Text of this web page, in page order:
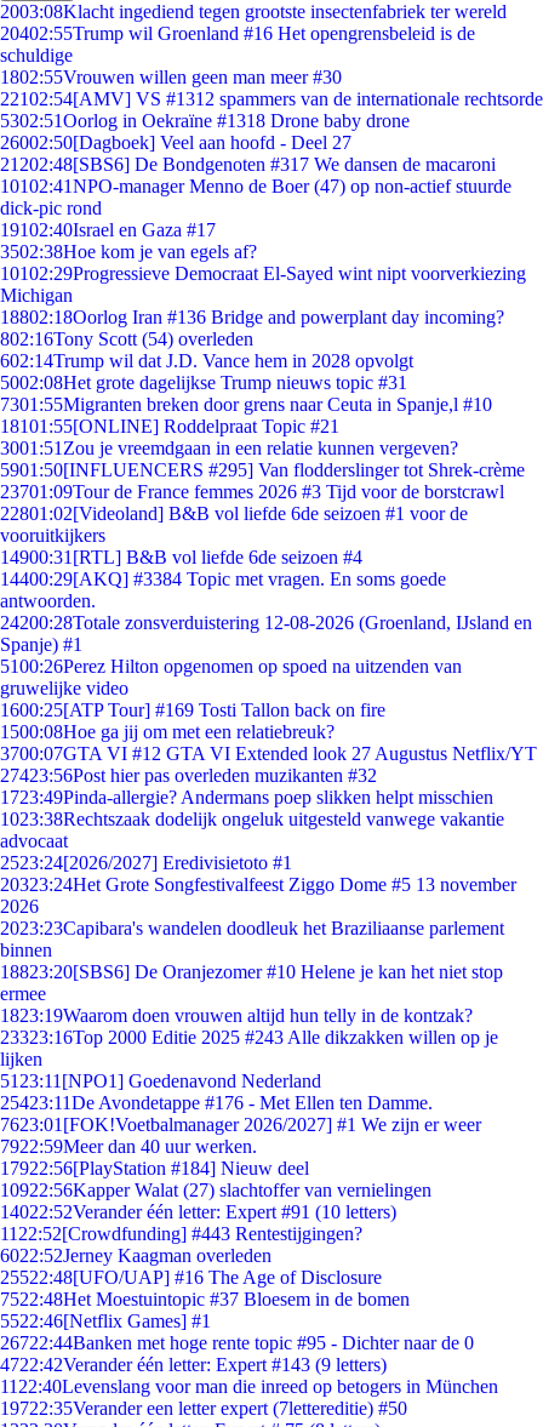
2003:08Klacht ingediend tegen grootste insectenfabriek ter wereld
20402:55Trump wil Groenland #16 Het opengrensbeleid is de
schuldige
1802:55Vrouwen willen geen man meer #30
22102:54[AMV] VS #1312 spammers van de internationale rechtsorde
5302:51Oorlog in Oekraïne #1318 Drone baby drone
26002:50[Dagboek] Veel aan hoofd - Deel 27
21202:48[SBS6] De Bondgenoten #317 We dansen de macaroni
10102:41NPO-manager Menno de Boer (47) op non-actief stuurde
dick-pic rond
19102:40Israel en Gaza #17
3502:38Hoe kom je van egels af?
10102:29Progressieve Democraat El-Sayed wint nipt voorverkiezing
Michigan
18802:18Oorlog Iran #136 Bridge and powerplant day incoming?
802:16Tony Scott (54) overleden
602:14Trump wil dat J.D. Vance hem in 2028 opvolgt
5002:08Het grote dagelijkse Trump nieuws topic #31
7301:55Migranten breken door grens naar Ceuta in Spanje,l #10
18101:55[ONLINE] Roddelpraat Topic #21
3001:51 Zou je vreemdgaan in een relatie kunnen vergeven?
5901:50[INFLUENCERS #295] Van flodderslinger tot Shrek-crème
23701:09Tour de France femmes 2026 #3 Tijd voor de borstcrawl
22801:02[Videoland] B&B vol liefde 6de seizoen #1 voor de
vooruitkijkers
14900:31 [RTL] B&B vol liefde 6de seizoen #4
14400:29[AKQ] #3384 Topic met vragen. En soms goede
antwoorden.
24200:28Totale zonsverduistering 12-08-2026 (Groenland, IJsland en
Spanje) #1
5100:26Perez Hilton opgenomen op spoed na uitzenden van
gruwelijke video
1600:25[ATP Tour] #169 Tosti Tallon back on fire
1500:08Hoe ga jij om met een relatiebreuk?
3700:07GTA VI #12 GTA VI Extended look 27 Augustus Netflix/YT
27423:56Post hier pas overleden muzikanten #32
1723:49Pinda-allergie? Andermans poep slikken helpt misschien
1023:38Rechtszaak dodelijk ongeluk uitgesteld vanwege vakantie
advocaat
2523:24[2026/2027] Eredivisietoto #1
20323:24Het Grote Songfestivalfeest Ziggo Dome #5 13 november
2026
2023:23Capibara's wandelen doodleuk het Braziliaanse parlement
binnen
18823:20[SBS6] De Oranjezomer #10 Helene je kan het niet stop
ermee
1823:19Waarom doen vrouwen altijd hun telly in de kontzak?
23323:16Top 2000 Editie 2025 #243 Alle dikzakken willen op je
lijken
51 23:11 [NPO1] Goedenavond Nederland
25423:11De Avondetappe #176 - Met Ellen ten Damme.
7623:01 [FOK!Voetbalmanager 2026/2027] #1 We zijn er weer
7922:59Meer dan 40 uur werken.
17922:56[PlayStation #184] Nieuw deel
10922:56Kapper Walat (27) slachtoffer van vernielingen
14022:52Verander één letter: Expert #91 (10 letters)
11 22:52[Crowdfunding] #443 Rentestijgingen?
6022:52Jerney Kaagman overleden
25522:48[UFO/UAP] #16 The Age of Disclosure
7522:48Het Moestuintopic #37 Bloesem in de bomen
5522:46[Netflix Games] #1
26722:44Banken met hoge rente topic #95 - Dichter naar de 0
4722:42Verander één letter: Expert #143 (9 letters)
11 22:40Levenslang voor man die inreed op betogers in München
19722:35Verander een letter expert (7lettereditie) #50